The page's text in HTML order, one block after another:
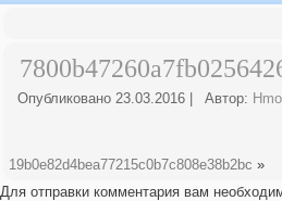
Опубликовано 23.03.2016 Автор:
19b0e82d4bea77215c0b7c808e38b2bc »
Для отправки комментария вам